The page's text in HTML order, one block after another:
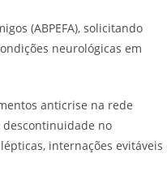
(ABPEFA), solicitando
neurológicas em
anticrise na rede
descontinuidade no
internações evitáveis